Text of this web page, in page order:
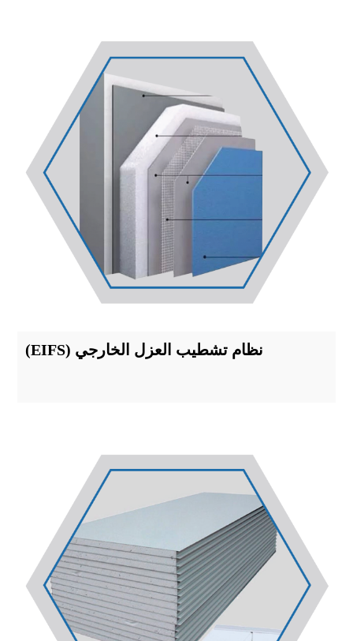
نظام تشطيب العزل الخارجي (EIFS)